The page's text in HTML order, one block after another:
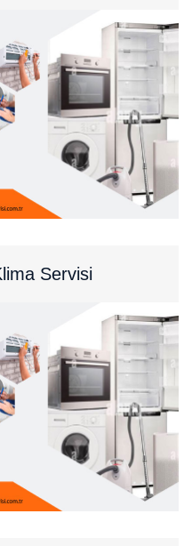
Servisi